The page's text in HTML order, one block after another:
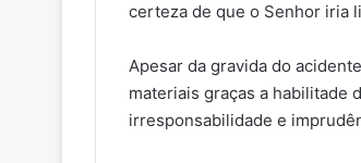
certeza de que o Senhor iria
Apesar da gravida do
materiais graças a habilitade
irresponsabilidade e